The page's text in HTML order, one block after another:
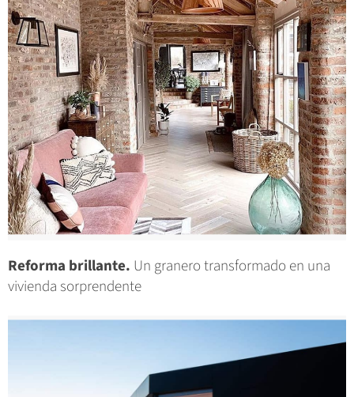
Reforma brillante. Un granero transformado en una
vivienda sorprendente